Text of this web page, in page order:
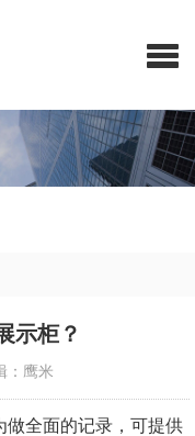
示柜？
：鹰米
做全面的记录，可提供